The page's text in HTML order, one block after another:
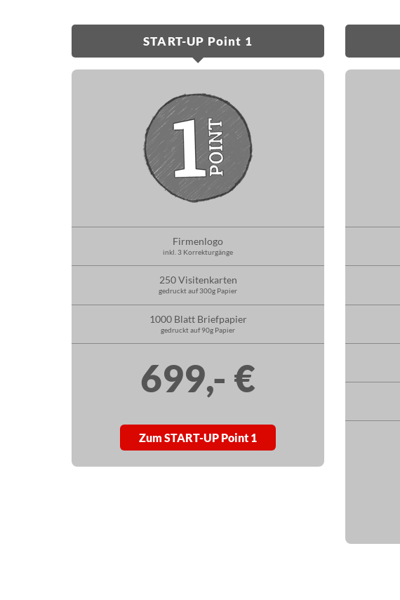
START-UP Point 1
Firmenlogo
inkl. 3 Korrekturgänge
250 Visitenkarten
gedruckt auf 300g Papier
1000 Blatt Briefpapier
gedruckt auf 90g Papier
699,- €
Zum START-UP Point 1